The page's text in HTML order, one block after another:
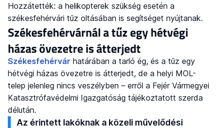
Hozzátették: a helikopterek szükség esetén a
székesfehérvári tűz oltásában is segítséget nyújtanak.
Székesfehérvárnál a tűz egy hétvégi
házas övezetre is átterjedt
Székesfehérvár határában a tarló ég, és a tűz egy
hétvégi házas övezetre is átterjedt, de a helyi MOL-
telep jelenleg nincs veszélyben – erről a Fejér Vármegyei
Katasztrófavédelmi Igazgatóság tájékoztatott szerda
délután.
Az érintett lakóknak a közeli művelődési